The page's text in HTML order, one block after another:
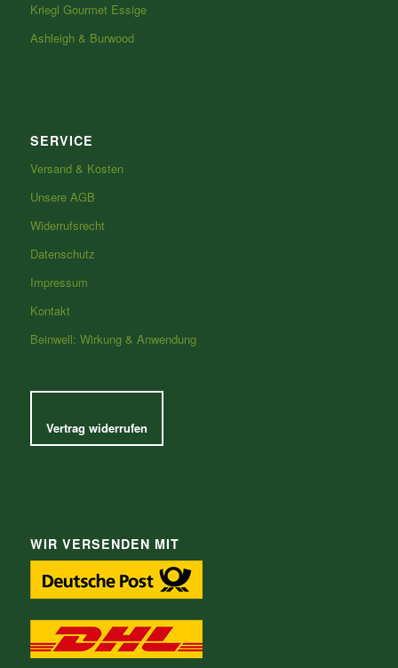
Kriegl Gourmet Essige
Ashleigh & Burwood
SERVICE
Versand & Kosten
Unsere AGB
Widerrufsrecht
Datenschutz
Impressum
Kontakt
Beinwell: Wirkung & Anwendung
Vertrag widerrufen
WIR VERSENDEN MIT